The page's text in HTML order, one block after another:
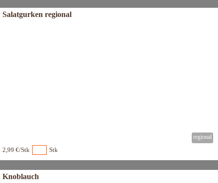
Salatgurken regional
2,99 €/Stk Stk
Knoblauch